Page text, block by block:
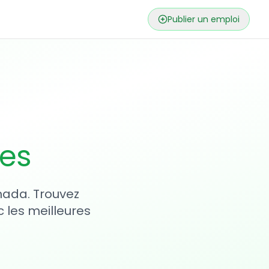
Publier un emploi
Trouvez
les meilleures